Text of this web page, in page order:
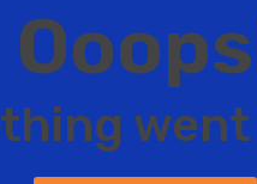
Ooops
thing went